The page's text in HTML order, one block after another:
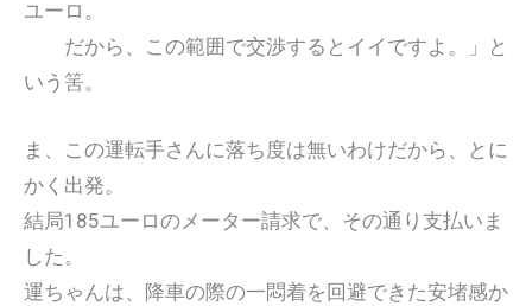
ユーロ。
だから、この範囲で交渉するとイイですよ。」と
いう筈。
ま、この運転手さんに落ち度は無いわけだから、とに
かく出発。
結局185ユーロのメーター請求で、その通り支払いま
した。
運ちゃんは、降車の際の一悶着を回避できた安堵感か